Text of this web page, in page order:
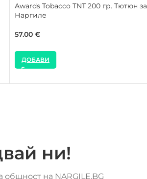
Awards Tobacco TNT 200 гр. Тютюн за
Наргиле
57.00 €
ДОБАВИ
ни!
общност на NARGILE.BG